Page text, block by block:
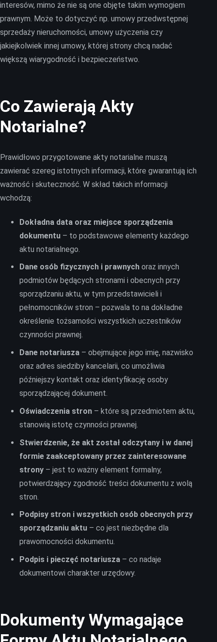
interesów, mimo że nie są one objęte takim wymogiem
prawnym. Może to dotyczyć np. umowy przedwstępnej
sprzedaży nieruchomości, umowy użyczenia czy
jakiejkolwiek innej umowy, której strony chcą nadać
większą wiarygodność i bezpieczeństwo.
Co Zawierają Akty
Notarialne?
Prawidłowo przygotowane akty notarialne muszą
zawierać szereg istotnych informacji, które gwarantują ich
ważność i skuteczność. W skład takich informacji
wchodzą:
Dokładna data oraz miejsce sporządzenia
dokumentu – to podstawowe elementy każdego
aktu notarialnego.
Dane osób fizycznych i prawnych oraz innych
podmiotów będących stronami i obecnych przy
sporządzaniu aktu, w tym przedstawicieli i
pełnomocników stron – pozwala to na dokładne
określenie tożsamości wszystkich uczestników
czynności prawnej.
Dane notariusza – obejmujące jego imię, nazwisko
oraz adres siedziby kancelarii, co umożliwia
późniejszy kontakt oraz identyfikację osoby
sporządzającej dokument.
Oświadczenia stron – które są przedmiotem aktu,
stanowią istotę czynności prawnej.
Stwierdzenie, że akt został odczytany i w danej
formie zaakceptowany przez zainteresowane
strony – jest to ważny element formalny,
potwierdzający zgodność treści dokumentu z wolą
stron.
Podpisy stron i wszystkich osób obecnych przy
sporządzaniu aktu – co jest niezbędne dla
prawomocności dokumentu.
Podpis i pieczęć notariusza – co nadaje
dokumentowi charakter urzędowy.
Dokumenty Wymagające